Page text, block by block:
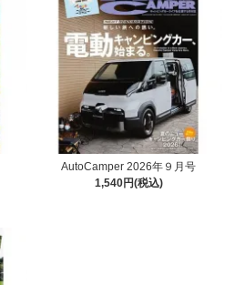
AutoCamper 2026年９月号
1,540円(税込)